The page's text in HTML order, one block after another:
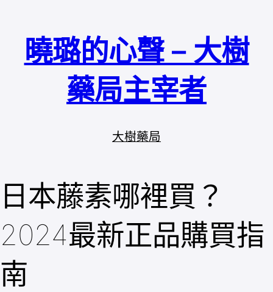
曉璐的心聲 – 大樹
藥局主宰者
大樹藥局
日本藤素哪裡買？
2024最新正品購買指
南